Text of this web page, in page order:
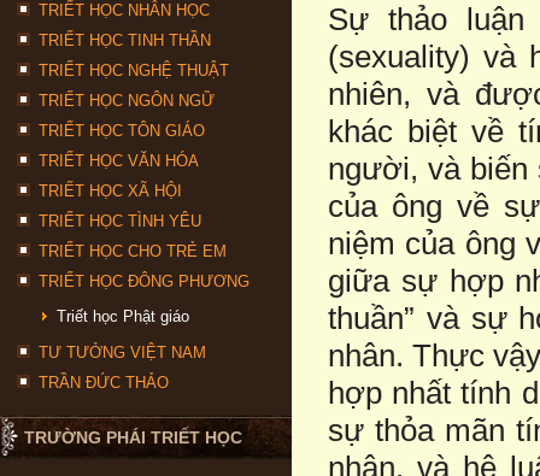
TRIẾT HỌC NHÂN HỌC
TRIẾT HỌC TINH THẦN
TRIẾT HỌC NGHỆ THUẬT
TRIẾT HỌC NGÔN NGỮ
TRIẾT HỌC TÔN GIÁO
TRIẾT HỌC VĂN HÓA
TRIẾT HỌC XÃ HỘI
TRIẾT HỌC TÌNH YÊU
TRIẾT HỌC CHO TRẺ EM
TRIẾT HỌC ĐÔNG PHƯƠNG
Triết học Phật giáo
TƯ TƯỞNG VIỆT NAM
TRẦN ĐỨC THẢO
TRƯỜNG PHÁI TRIẾT HỌC
Sự thảo
(sexuality) và
nhiên, và
khác biệt về
người, và biến
của ông về
niệm của ông
giữa sự hợp
thuần” và sự
nhân. Thực
hợp nhất tính
sự thỏa mãn
nhân, và hệ